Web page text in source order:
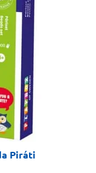
Piráti